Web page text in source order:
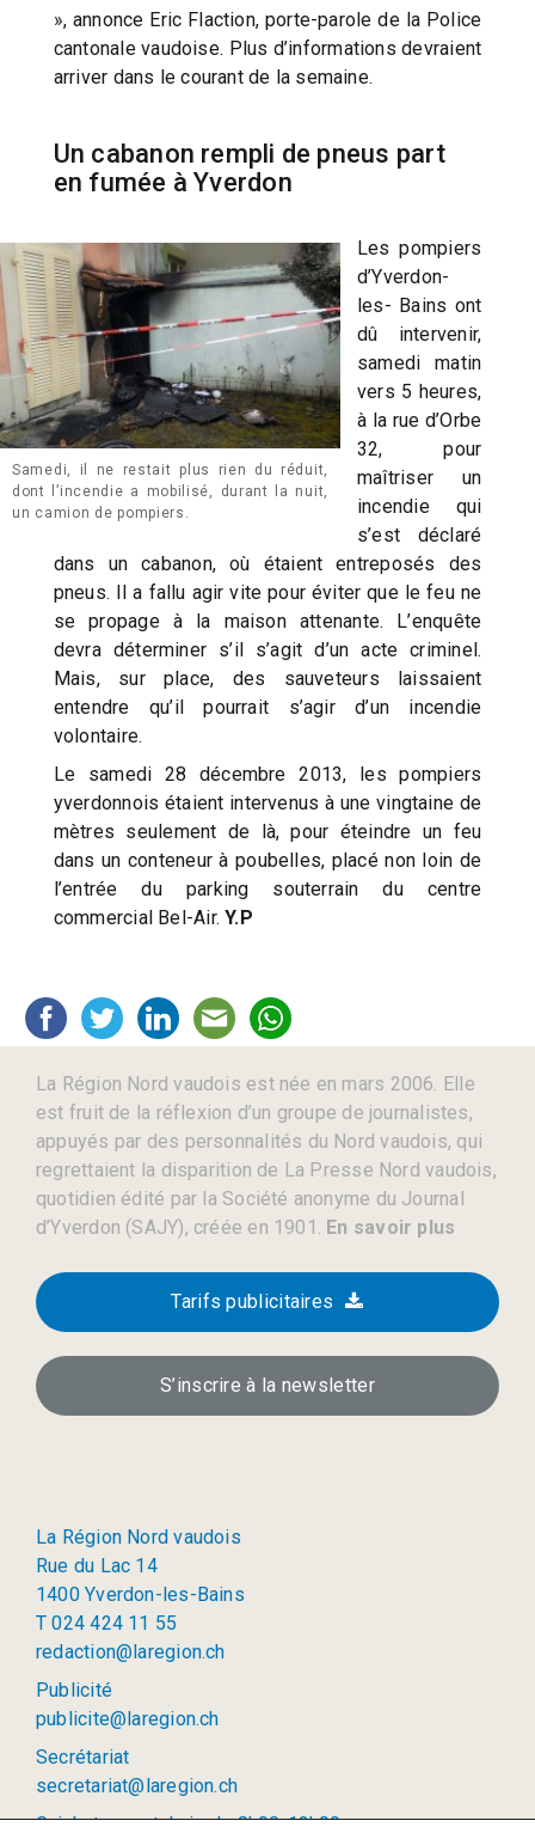
», annonce Eric Flaction, porte-parole de la Police
cantonale vaudoise. Plus d’informations devraient
arriver dans le courant de la semaine.
Un cabanon rempli de pneus part
en fumée à Yverdon
Samedi, il ne restait plus rien du réduit,
dont l’incendie a mobilisé, durant la nuit,
un camion de pompiers.
Les pompiers
d’Yverdon-
les- Bains ont
dû intervenir,
samedi matin
vers 5 heures,
à la rue d’Orbe
32, pour
maîtriser un
incendie qui
s’est déclaré
dans un cabanon, où étaient entreposés des
pneus. Il a fallu agir vite pour éviter que le feu ne
se propage à la maison attenante. L’enquête
devra déterminer s’il s’agit d’un acte criminel.
Mais, sur place, des sauveteurs laissaient
entendre qu’il pourrait s’agir d’un incendie
volontaire.
Le samedi 28 décembre 2013, les pompiers
yverdonnois étaient intervenus à une vingtaine de
mètres seulement de là, pour éteindre un feu
dans un conteneur à poubelles, placé non loin de
l’entrée du parking souterrain du centre
commercial Bel-Air.Y.P
La Région Nord vaudois est née en mars 2006. Elle
est fruit de la réflexion d’un groupe de journalistes,
appuyés par des personnalités du Nord vaudois, qui
regrettaient la disparition de La Presse Nord vaudois,
quotidien édité par la Société anonyme du Journal
d’Yverdon (SAJY), créée en 1901. En savoir plus
Tarifs publicitaires
S’inscrire à la newsletter
La Région Nord vaudois
Rue du Lac 14
1400 Yverdon-les-Bains
T 024 424 11 55
redaction@laregion.ch
Publicité
publicite@laregion.ch
Secrétariat
secretariat@laregion.ch
Guichet ouvert: lu-je de 8h00-12h00